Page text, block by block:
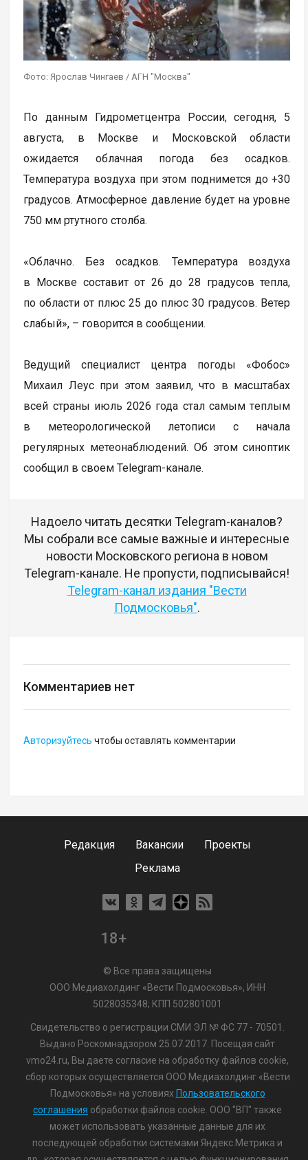
Фото: Ярослав Чингаев / АГН "Москва"
По данным Гидрометцентра России, сегодня, 5
августа, в Москве и Московской области
ожидается облачная погода без осадков.
Температура воздуха при этом поднимется до +30
градусов. Атмосферное давление будет на уровне
750 мм ртутного столба.
«Облачно. Без осадков. Температура воздуха
в Москве составит от 26 до 28 градусов тепла,
по области от плюс 25 до плюс 30 градусов. Ветер
слабый», – говорится в сообщении.
Ведущий специалист центра погоды «Фобос»
Михаил Леус при этом заявил, что в масштабах
всей страны июль 2026 года стал самым тeплым
в метеорологической летописи с начала
регулярных метеонаблюдений. Об этом синоптик
сообщил в своем Telegram-канале.
Надоело читать десятки Telegram-каналов?
Мы собрали все самые важные и интересные
новости Московского региона в новом
Telegram-канале. Не пропусти, подписывайся!
Telegram-канал издания "Вести
Подмосковья".
Комментариев нет
Авторизуйтесь чтобы оставлять комментарии
Редакция Вакансии
Проекты
Реклама
18+
© Все права защищены
ООО Медиахолдинг «Вести Подмосковья», ИНН
5028035348; КПП 502801001
Свидетельство о регистрации СМИ ЭЛ № ФС 77 - 70501.
Выдано Роскомнадзором 25.07.2017. Посещая сайт
vmo24.ru, Вы даете согласие на обработку файлов cookie,
сбор которых осуществляется ООО Медиахолдинг «Вести
Подмосковья» на условиях Пользовательского
соглашения обработки файлов cookie. ООО "ВП" также
может использовать указанные данные для их
последующей обработки системами Яндекс.Метрика и